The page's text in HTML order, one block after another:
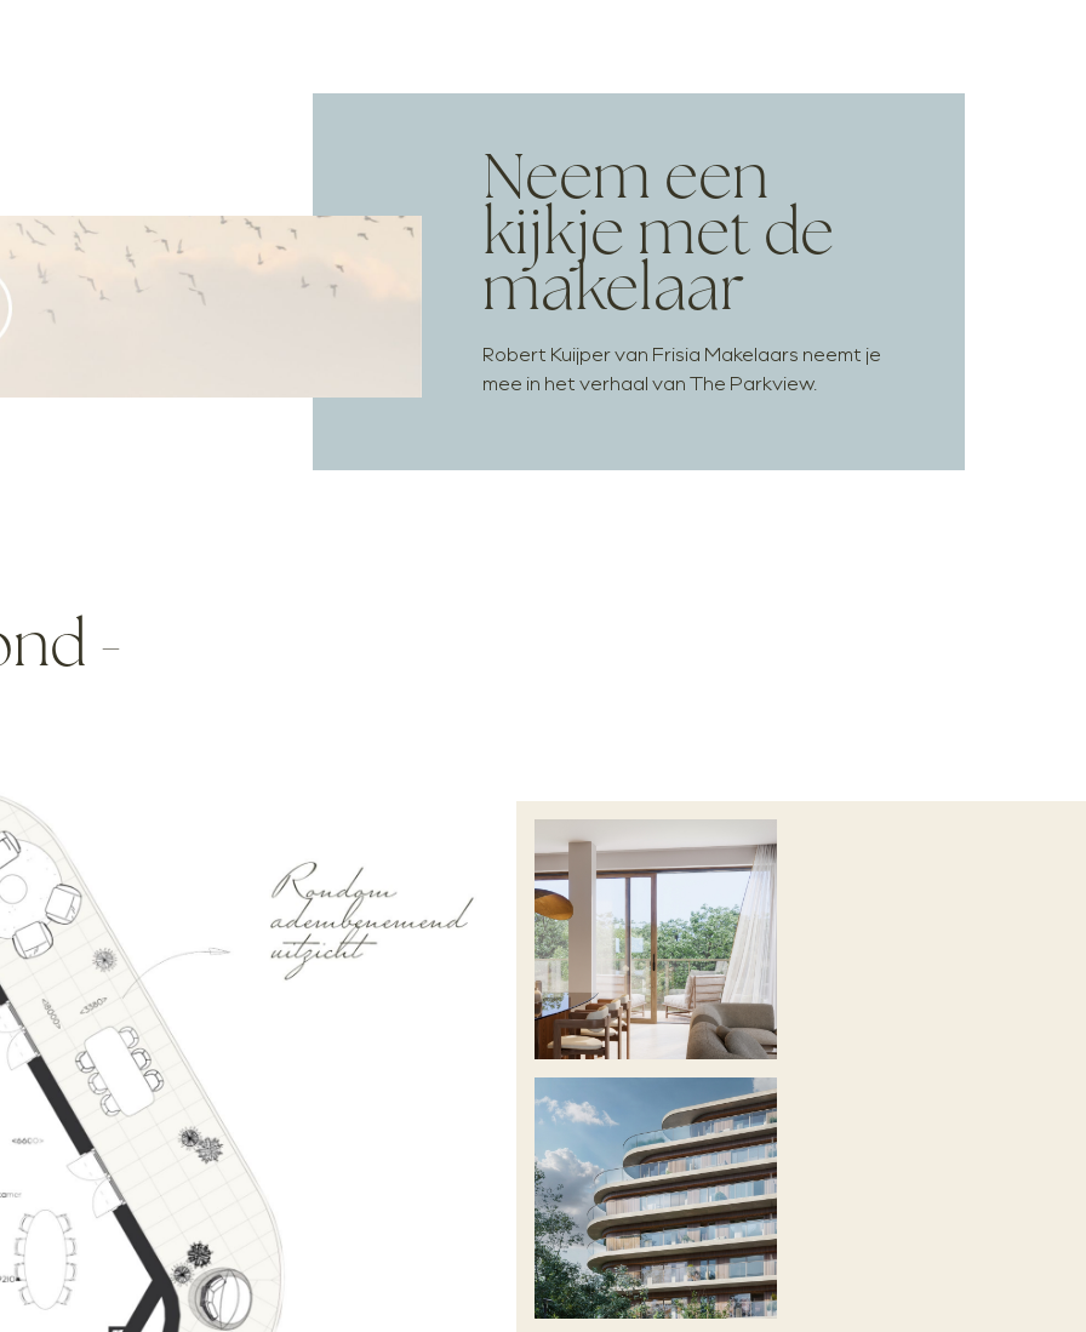
Neem een
kijkje met de
makelaar
Robert Kuijper van Frisia Makelaars neemt je
mee in het verhaal van The Parkview.
-